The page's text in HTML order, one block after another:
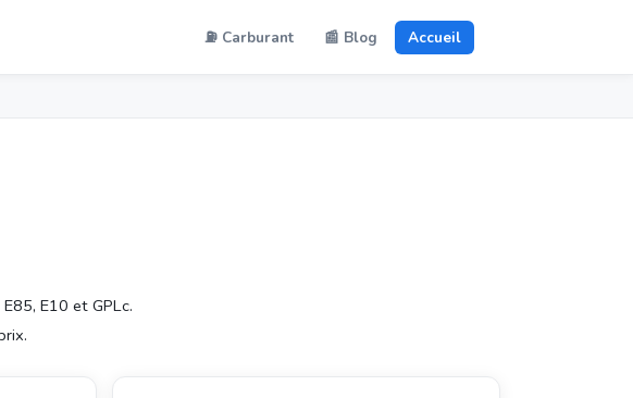
⛽ Carburant 📰 Blog Accueil
E10 et GPLc.